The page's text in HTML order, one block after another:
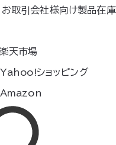
お取引会社様向け製品在庫
楽天市場
Yahoo!ショッピング
Amazon